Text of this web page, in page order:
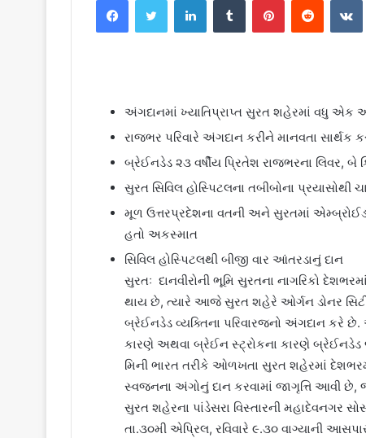
n
d
m
a
અંગદાનમાં ખ્યાતિપ્રાપ્ત સુરત શહેરમાં વધુ એક
રાજભર પરિવારે અંગદાન કરીને માનવતા સાર્થક
બ્રેઈનડેડ ૨૩ વર્ષીય પ્રિતેશ રાજભરના લિવર,
સુરત સિવિલ હોસ્પિટલના તબીબોના
મૂળ ઉત્તરપ્રદેશના વતની અને સુરતમાં
હતો અકસ્માત
સિવિલ હોસ્પિટલથી બીજી વાર આંતરડાનું દાન
સુરતઃ દાનવીરોની ભૂમિ સુરતના નાગરિકો
થાય છે, ત્યારે આજે સુરત શહેરે ઓર્ગન ડોનર સિટી
બ્રેઈનડેડ વ્યક્તિના પરિવારજનો અંગદાન કરે
કારણે અથવા બ્રેઈન સ્ટ્રોકના કારણે બ્રેઈનડેડ
મિની ભારત તરીકે ઓળખતા સુરત શહેરમાં
સ્વજનના અંગોનું દાન કરવામાં જાગૃત્તિ આવી છે,
સુરત શહેરના પાંડેસરા વિસ્તારની મહાદેવનગર
તા.૩૦મી એપ્રિલ, રવિવારે ૯.૩૦ વાગ્યાની